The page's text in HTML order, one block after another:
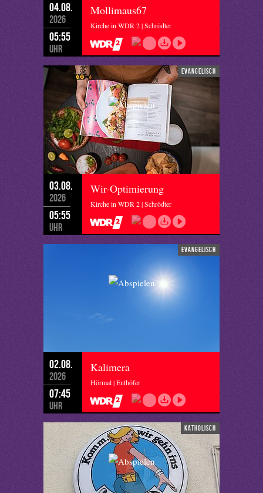
04.08.
2026
05:55
Uhr
Mollimaus67
Kirche in WDR 2 | Schrödter
evangelisch
03.08.
2026
05:55
Uhr
Wir-Optimierung
Kirche in WDR 2 | Schrödter
evangelisch
02.08.
2026
07:45
Uhr
Kalimera
Hörmal | Enthöfer
katholisch